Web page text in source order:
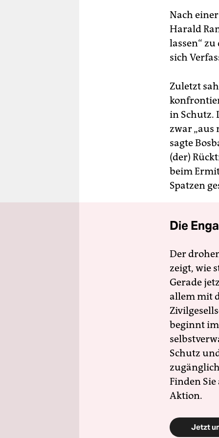
Nach
Harald
lassen“
sich
Zuletzt
in Schutz.
zwar
sagte
(der)
beim
Spatzen
Die
Der
zeigt, wie
Gerade
allem mit
beginnt
Schutz
Finden
Aktion.
Jetzt